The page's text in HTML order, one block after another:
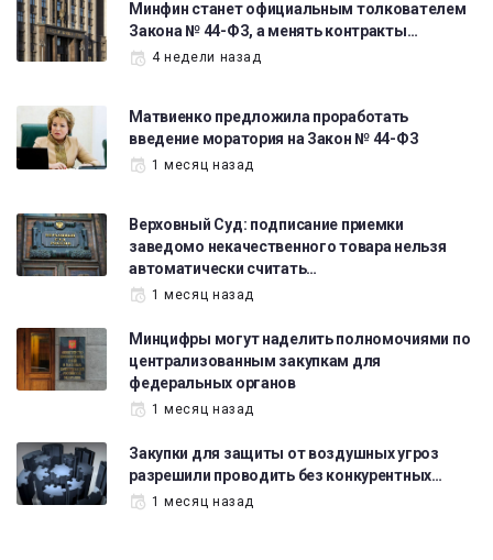
Минфин станет официальным толкователем
Закона № 44-ФЗ, а менять контракты…
4 недели назад
Матвиенко предложила проработать
введение моратория на Закон № 44-ФЗ
1 месяц назад
Верховный Суд: подписание приемки
заведомо некачественного товара нельзя
автоматически считать…
1 месяц назад
Минцифры могут наделить полномочиями по
централизованным закупкам для
федеральных органов
1 месяц назад
Закупки для защиты от воздушных угроз
разрешили проводить без конкурентных…
1 месяц назад